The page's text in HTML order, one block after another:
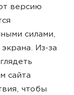
версию
силами,
Из-за
сайта
чтобы